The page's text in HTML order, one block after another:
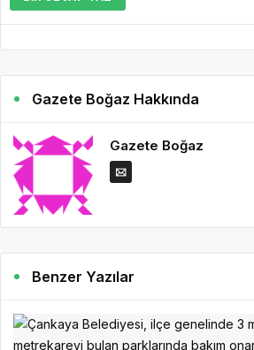
Gazete Boğaz Hakkında
Gazete Boğaz
Benzer Yazılar